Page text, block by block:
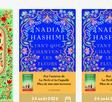
26 août 2026 26 août